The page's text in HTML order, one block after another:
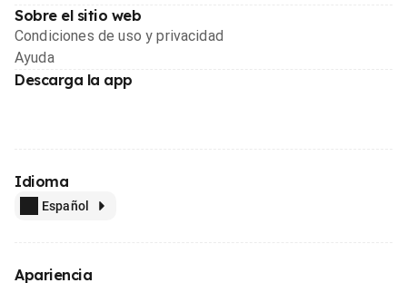
Sobre el sitio web
Condiciones de uso y privacidad
Ayuda
Descarga la app
Idioma
Español
Apariencia